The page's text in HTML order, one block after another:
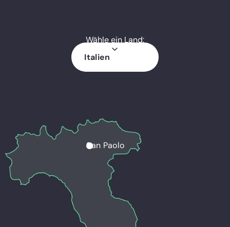
Wähle ein Land:
Italien
San Paolo